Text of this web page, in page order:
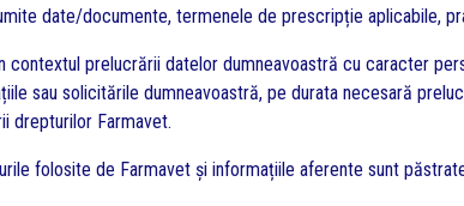
date/documente, termenele de prescripție aplicabile,
contextul prelucrării datelor dumneavoastră cu caracter
sau solicitările dumneavoastră, pe durata necesară
drepturilor Farmavet.
folosite de Farmavet și informațiile aferente sunt